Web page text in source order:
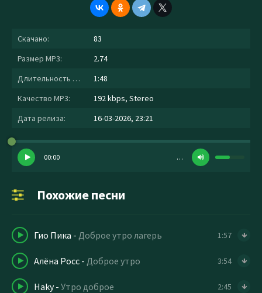
Скачано:
83
Размер MP3:
2.74
Длительность MP3:
1:48
Качество MP3:
192 kbps, Stereo
Дата релиза:
16-03-2026, 23:21
00:00 …
Похожие песни
Гио Пика - Доброе утро лагерь 1:57
Алёна Росс - Доброе утро 3:54
Haky- Утро доброе 2:45